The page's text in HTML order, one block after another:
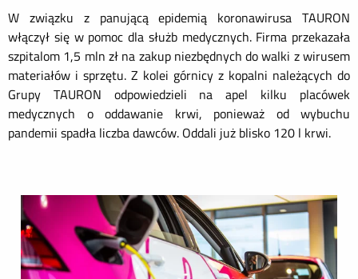
W związku z panującą epidemią koronawirusa TAURON
włączył się w pomoc dla służb medycznych. Firma przekazała
szpitalom 1,5 mln zł na zakup niezbędnych do walki z wirusem
materiałów i sprzętu. Z kolei górnicy z kopalni należących do
Grupy TAURON odpowiedzieli na apel kilku placówek
medycznych o oddawanie krwi, ponieważ od wybuchu
pandemii spadła liczba dawców. Oddali już blisko 120 l krwi.